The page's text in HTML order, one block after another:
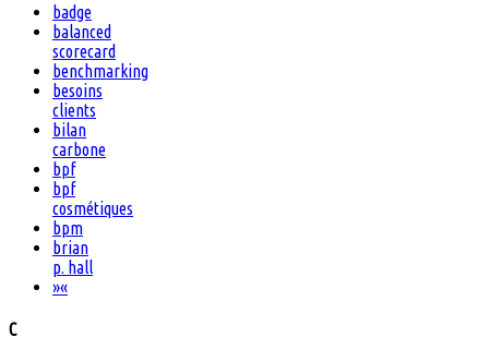
badge
balanced
scorecard
benchmarking
besoins
clients
bilan
carbone
bpf
bpf
cosmétiques
bpm
brian
p. hall
»«
C